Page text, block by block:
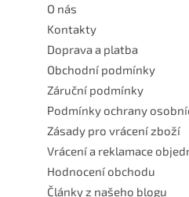
O nás
Kontakty
Doprava a platba
Obchodní podmínky
Záruční podmínky
Podmínky ochrany
Zásady pro vrácení zboží
Vrácení a reklamace
Hodnocení obchodu
Články z našeho blogu